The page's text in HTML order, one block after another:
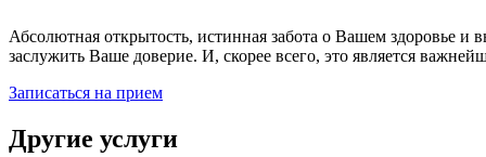
Абсолютная открытость, истинная забота о Вашем здоровье и
заслужить Ваше доверие. И, скорее всего, это является
Записаться на прием
Другие услуги